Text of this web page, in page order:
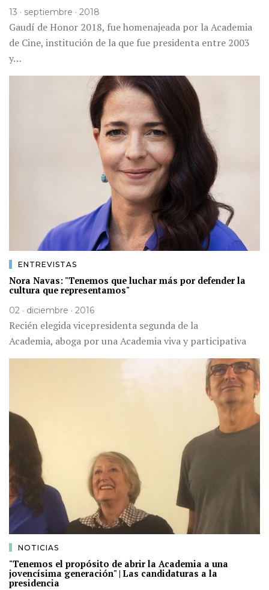
13 · septiembre · 2018
Gaudí de Honor 2018, fue homenajeada por la Academia
de Cine, institución de la que fue presidenta entre 2003
y…
ENTREVISTAS
Nora Navas: "Tenemos que luchar más por defender la
cultura que representamos"
02 · diciembre · 2016
Recién elegida vicepresidenta segunda de la
Academia, aboga por una Academia viva y participativa
NOTICIAS
"Tenemos el propósito de abrir la Academia a una
jovencísima generación" | Las candidaturas a la
presidencia